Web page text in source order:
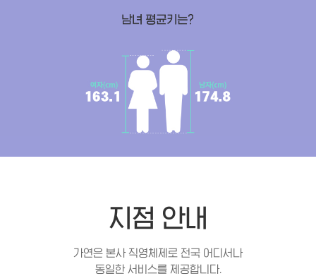
지점 안내
가연은 본사 직영체제로 전국 어디서나
동일한 서비스를 제공합니다.